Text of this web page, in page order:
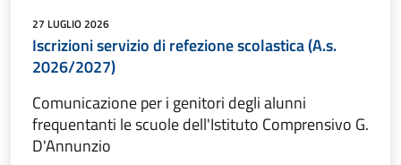
27 LUGLIO 2026
Iscrizioni servizio di refezione scolastica (A.s.
2026/2027)
Comunicazione per i genitori degli alunni
frequentanti le scuole dell'Istituto Comprensivo G.
D'Annunzio